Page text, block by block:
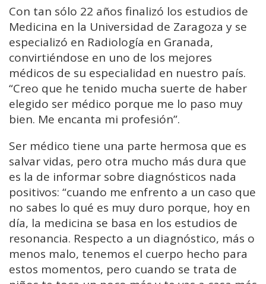
Con tan sólo 22 años finalizó los estudios de
Medicina en la Universidad de Zaragoza y se
especializó en Radiología en Granada,
convirtiéndose en uno de los mejores
médicos de su especialidad en nuestro país.
“Creo que he tenido mucha suerte de haber
elegido ser médico porque me lo paso muy
bien. Me encanta mi profesión”.
Ser médico tiene una parte hermosa que es
salvar vidas, pero otra mucho más dura que
es la de informar sobre diagnósticos nada
positivos: “cuando me enfrento a un caso que
no sabes lo qué es muy duro porque, hoy en
día, la medicina se basa en los estudios de
resonancia. Respecto a un diagnóstico, más o
menos malo, tenemos el cuerpo hecho para
estos momentos, pero cuando se trata de